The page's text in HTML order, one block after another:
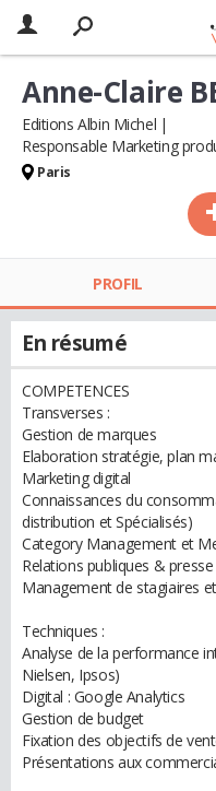
Anne-Claire
Editions Albin Michel
Responsable Marketing
Paris
PROFIL
En résumé
COMPETENCES
Transverses :
Gestion de marques
Elaboration stratégie, plan
Marketing digital
Connaissances du
distribution et Spécialisés)
Category Management et
Relations publiques & presse
Management de stagiaires
Techniques :
Analyse de la performance
Nielsen, Ipsos)
Digital : Google Analytics
Gestion de budget
Fixation des objectifs de
Présentations aux